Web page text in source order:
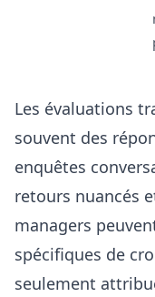
Les évaluations
souvent des
enquêtes
retours nuancés
managers
spécifiques de
seulement